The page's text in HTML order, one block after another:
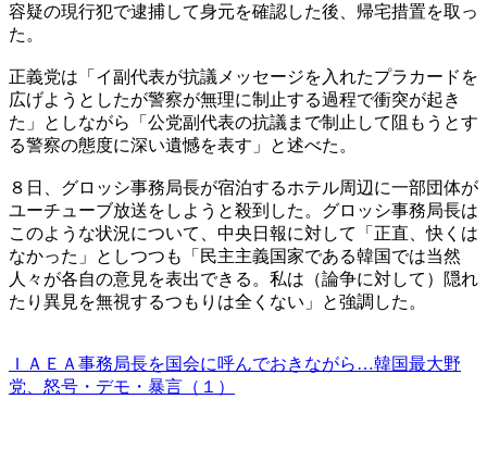
容疑の現行犯で逮捕して身元を確認した後、帰宅措置を取っ
た。
正義党は「イ副代表が抗議メッセージを入れたプラカードを
広げようとしたが警察が無理に制止する過程で衝突が起き
た」としながら「公党副代表の抗議まで制止して阻もうとす
る警察の態度に深い遺憾を表す」と述べた。
８日、グロッシ事務局長が宿泊するホテル周辺に一部団体が
ユーチューブ放送をしようと殺到した。グロッシ事務局長は
このような状況について、中央日報に対して「正直、快くは
なかった」としつつも「民主主義国家である韓国では当然
人々が各自の意見を表出できる。私は（論争に対して）隠れ
たり異見を無視するつもりは全くない」と強調した。
ＩＡＥＡ事務局長を国会に呼んでおきながら…韓国最大野
党、怒号・デモ・暴言（１）